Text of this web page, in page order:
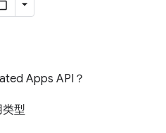
Apps API？
型